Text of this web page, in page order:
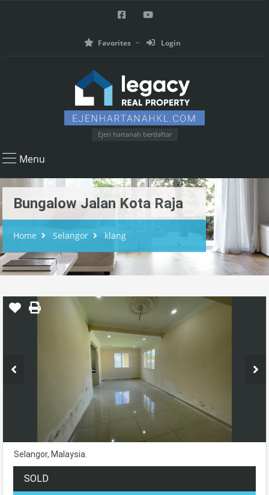
Favorites Login
Ejen hartanah berdaftar
Menu
Bungalow Jalan Kota Raja
Home Selangor klang
Selangor, Malaysia.
SOLD